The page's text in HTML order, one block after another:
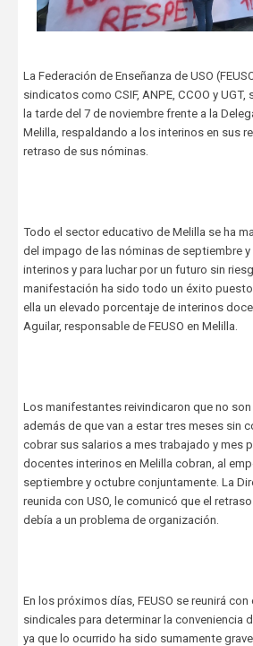
La Federación de Enseñanza de USO
sindicatos como CSIF, ANPE, CCOO y
la tarde del 7 de noviembre frente a la
Melilla, respaldando a los interinos en sus
retraso de sus nóminas.
Todo el sector educativo de Melilla se ha
del impago de las nóminas de septiembre
interinos y para luchar por un futuro sin
manifestación ha sido todo un éxito
ella un elevado porcentaje de interinos
Aguilar, responsable de FEUSO en Melilla.
Los manifestantes reivindicaron que no
además de que van a estar tres meses sin
cobrar sus salarios a mes trabajado y mes
docentes interinos en Melilla cobran, al
septiembre y octubre conjuntamente. La
reunida con USO, le comunicó que el
debía a un problema de organización.
En los próximos días, FEUSO se reunirá
sindicales para determinar la conveniencia
ya que lo ocurrido ha sido sumamente